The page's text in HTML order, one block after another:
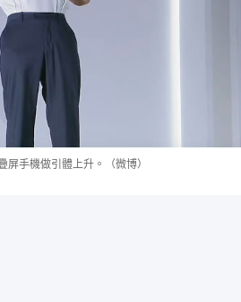
屏手機做引體上升。（微博）